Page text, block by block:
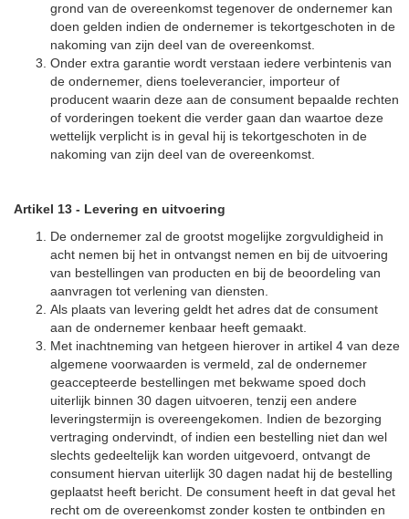
grond van de overeenkomst tegenover de ondernemer kan
doen gelden indien de ondernemer is tekortgeschoten in de
nakoming van zijn deel van de overeenkomst.
Onder extra garantie wordt verstaan iedere verbintenis van
de ondernemer, diens toeleverancier, importeur of
producent waarin deze aan de consument bepaalde rechten
of vorderingen toekent die verder gaan dan waartoe deze
wettelijk verplicht is in geval hij is tekortgeschoten in de
nakoming van zijn deel van de overeenkomst.
Artikel 13 - Levering en uitvoering
De ondernemer zal de grootst mogelijke zorgvuldigheid in
acht nemen bij het in ontvangst nemen en bij de uitvoering
van bestellingen van producten en bij de beoordeling van
aanvragen tot verlening van diensten.
Als plaats van levering geldt het adres dat de consument
aan de ondernemer kenbaar heeft gemaakt.
Met inachtneming van hetgeen hierover in artikel 4 van deze
algemene voorwaarden is vermeld, zal de ondernemer
geaccepteerde bestellingen met bekwame spoed doch
uiterlijk binnen 30 dagen uitvoeren, tenzij een andere
leveringstermijn is overeengekomen. Indien de bezorging
vertraging ondervindt, of indien een bestelling niet dan wel
slechts gedeeltelijk kan worden uitgevoerd, ontvangt de
consument hiervan uiterlijk 30 dagen nadat hij de bestelling
geplaatst heeft bericht. De consument heeft in dat geval het
recht om de overeenkomst zonder kosten te ontbinden en